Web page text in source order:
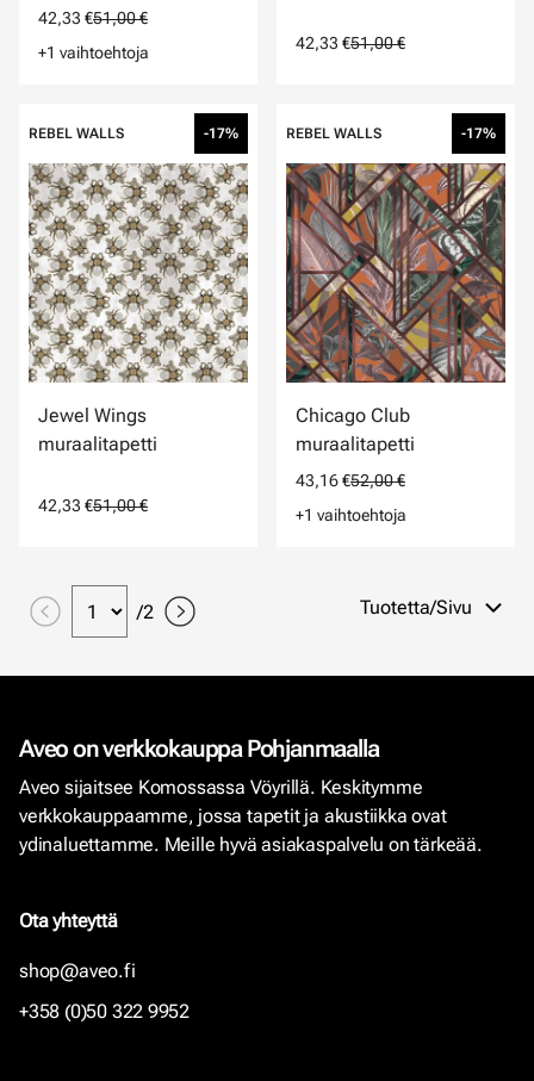
42,33 €51,00 €
+1 vaihtoehtoja
42,33 €51,00 €
REBEL WALLS -17%
Jewel Wings
muraalitapetti
42,33 €51,00 €
REBEL WALLS -17%
Chicago Club
muraalitapetti
43,16 €52,00 €
+1 vaihtoehtoja
/2 Tuotetta/Sivu
Aveo on verkkokauppa Pohjanmaalla
Aveo sijaitsee Komossassa Vöyrillä. Keskitymme
verkkokauppaamme, jossa tapetit ja akustiikka ovat
ydinaluettamme. Meille hyvä asiakaspalvelu on tärkeää.
Ota yhteyttä
shop@aveo.fi
+358 (0)50 322 9952